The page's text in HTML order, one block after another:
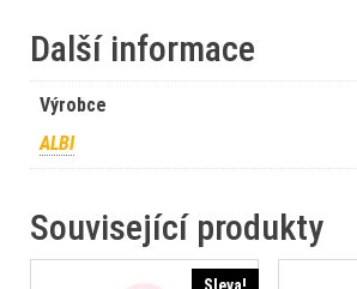
Další informace
Výrobce
ALBI
Související produkty